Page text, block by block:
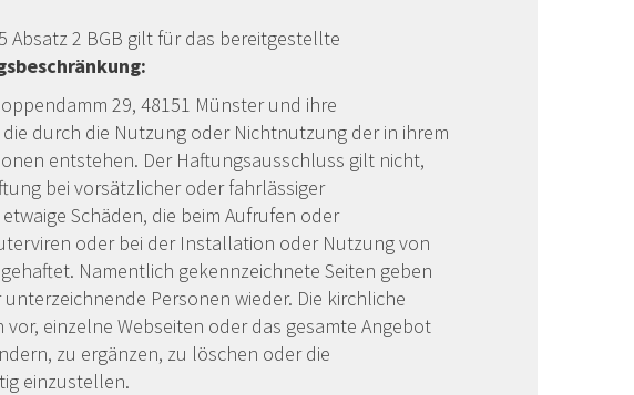
Absatz 2 BGB gilt für das bereitgestellte
29, 48151 Münster und ihre
durch die Nutzung oder Nichtnutzung der in ihrem
entstehen. Der Haftungsausschluss gilt nicht,
bei vorsätzlicher oder fahrlässiger
Schäden, die beim Aufrufen oder
oder bei der Installation oder Nutzung von
Namentlich gekennzeichnete Seiten geben
Personen wieder. Die kirchliche
einzelne Webseiten oder das gesamte Angebot
zu ergänzen, zu löschen oder die
einzustellen.